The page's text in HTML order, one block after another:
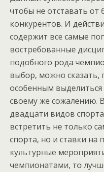
чтобы не отставать от
конкурентов. И
содержит все самые
востребованные
подобного рода
выбор, можно сказать,
особенным
своему же сожалению.
двадцати видов
встретить не только
спорта, но и ставки на
культурные
чемпионатами, то